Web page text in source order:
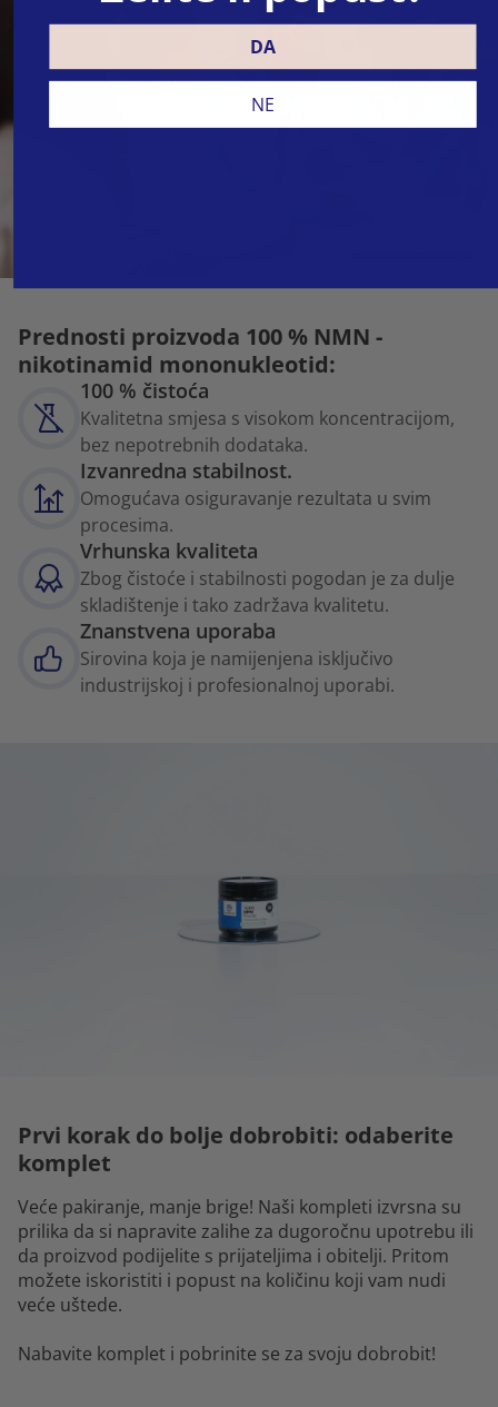
Prednosti proizvoda 100 % NMN -
nikotinamid mononukleotid:
100 % čistoća
Kvalitetna smjesa s visokom koncentracijom,
bez nepotrebnih dodataka.
Izvanredna stabilnost.
Omogućava osiguravanje rezultata u svim
procesima.
Vrhunska kvaliteta
Zbog čistoće i stabilnosti pogodan je za dulje
skladištenje i tako zadržava kvalitetu.
Znanstvena uporaba
Sirovina koja je namijenjena isključivo
industrijskoj i profesionalnoj uporabi.
Prvi korak do bolje dobrobiti: odaberite
komplet
Veće pakiranje, manje brige! Naši kompleti izvrsna su
prilika da si napravite zalihe za dugoročnu upotrebu ili
da proizvod podijelite s prijateljima i obitelji. Pritom
možete iskoristiti i popust na količinu koji vam nudi
veće uštede.
Nabavite komplet i pobrinite se za svoju dobrobit!
DA
NE